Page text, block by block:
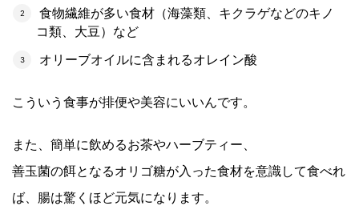
食物繊維が多い食材（海藻類、キクラゲなどのキノ
コ類、大豆）など
オリーブオイルに含まれるオレイン酸
こういう食事が排便や美容にいいんです。
また、簡単に飲めるお茶やハーブティー、
善玉菌の餌となるオリゴ糖が入った食材を意識して食べれ
ば、腸は驚くほど元気になります。